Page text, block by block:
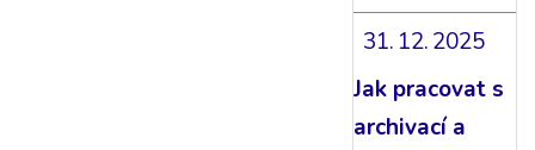
31. 12. 2025
Jak pracovat s
archivací a